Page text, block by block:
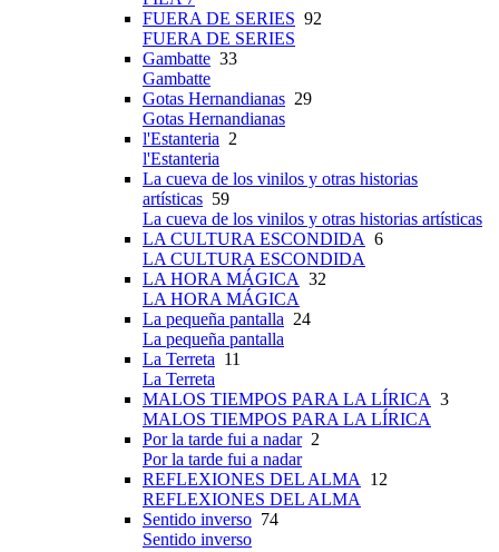
FUERA DE SERIES 92
FUERA DE SERIES
Gambatte 33
Gambatte
Gotas Hernandianas 29
Gotas Hernandianas
l'Estanteria 2
l'Estanteria
La cueva de los vinilos y otras historias
artísticas 59
La cueva de los vinilos y otras historias artísticas
LA CULTURA ESCONDIDA 6
LA CULTURA ESCONDIDA
LA HORA MÁGICA 32
LA HORA MÁGICA
La pequeña pantalla 24
La pequeña pantalla
La Terreta 11
La Terreta
MALOS TIEMPOS PARA LA LÍRICA 3
MALOS TIEMPOS PARA LA LÍRICA
Por la tarde fui a nadar2
Por la tarde fui a nadar
REFLEXIONES DEL ALMA
12
REFLEXIONES DEL ALMA
Sentido inverso 74
Sentido inverso